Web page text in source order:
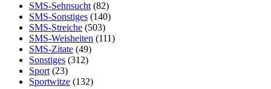
SMS-Sehnsucht(82)
SMS-Sonstiges (140)
SMS-Streiche (503)
SMS-Weisheiten (111)
SMS-Zitate (49)
Sonstiges (312)
Sport(23)
Sportwitze (132)